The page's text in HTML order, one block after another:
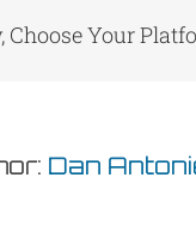
Choose Your
Dan